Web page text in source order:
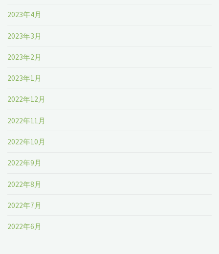
2023年4月
2023年3月
2023年2月
2023年1月
2022年12月
2022年11月
2022年10月
2022年9月
2022年8月
2022年7月
2022年6月